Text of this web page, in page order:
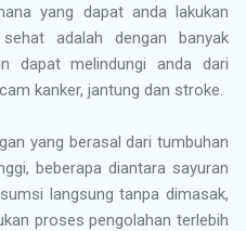
yang dapat anda lakukan
adalah dengan banyak
dapat melindungi anda dari
kanker, jantung dan stroke.
yang berasal dari tumbuhan
beberapa diantara sayuran
langsung tanpa dimasak,
proses pengolahan terlebih